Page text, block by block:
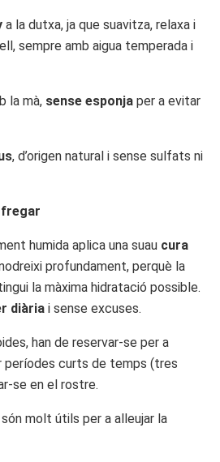
a la dutxa, ja que suavitza, relaxa i
sempre amb aigua temperada i
la mà, sense esponja per a evitar
, d’origen natural i sense sulfats ni
humida aplica una suau cura
profundament, perquè la
la màxima hidratació possible.
diària i sense excuses.
han de reservar-se per a
períodes curts de temps (tres
se en el rostre.
són molt útils per a alleujar la